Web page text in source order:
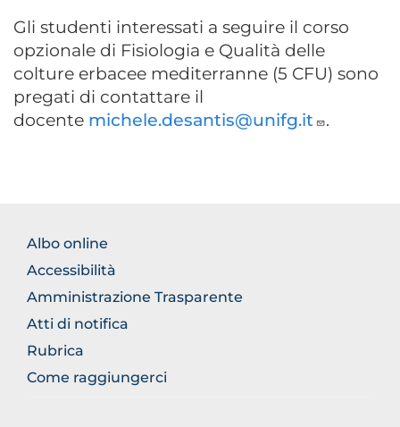
Gli studenti interessati a seguire il corso
opzionale di Fisiologia e Qualità delle
colture erbacee mediterranne (5 CFU) sono
pregati di contattare il
docente michele.desantis@unifg.it .
FOOTER
NORMATIVA
Albo online
Accessibilità
Amministrazione Trasparente
Atti di notifica
Rubrica
Come raggiungerci